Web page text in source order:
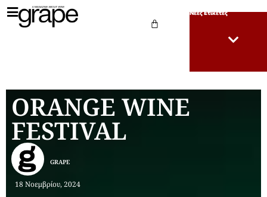
Νέες Ετικέτες
ORANGE WINE
FESTIVAL
18 Νοεμβρίου, 2024
GRAPE